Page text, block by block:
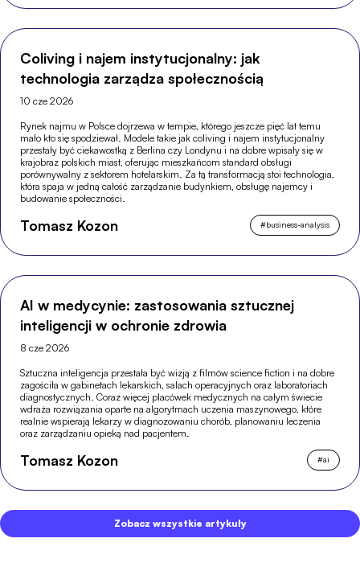
Coliving i najem instytucjonalny: jak
technologia zarządza społecznością
10 cze 2026
Rynek najmu w Polsce dojrzewa w tempie, którego jeszcze pięć lat temu
mało kto się spodziewał. Modele takie jak coliving i najem instytucjonalny
przestały być ciekawostką z Berlina czy Londynu i na dobre wpisały się w
krajobraz polskich miast, oferując mieszkańcom standard obsługi
porównywalny z sektorem hotelarskim. Za tą transformacją stoi technologia,
która spaja w jedną całość zarządzanie budynkiem, obsługę najemcy i
budowanie społeczności.
Tomasz Kozon #business-analysis
AI w medycynie: zastosowania sztucznej
inteligencji w ochronie zdrowia
8 cze 2026
Sztuczna inteligencja przestała być wizją z filmów science fiction i na dobre
zagościła w gabinetach lekarskich, salach operacyjnych oraz laboratoriach
diagnostycznych. Coraz więcej placówek medycznych na całym świecie
wdraża rozwiązania oparte na algorytmach uczenia maszynowego, które
realnie wspierają lekarzy w diagnozowaniu chorób, planowaniu leczenia
oraz zarządzaniu opieką nad pacjentem.
Tomasz Kozon #ai
Zobacz wszystkie artykuły